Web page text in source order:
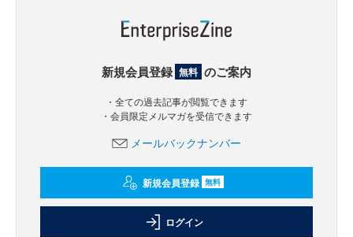
新規会員登録 無料 のご案内
・全ての過去記事が閲覧できます
・会員限定メルマガを受信できます
メールバックナンバー
新規会員登録 無料
ログイン